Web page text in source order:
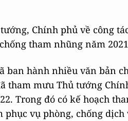
Chính phủ về công
tham nhũng năm
ban hành nhiều văn bản
tham mưu Thủ tướng
Trong đó có kế hoạch
vụ phòng, chống dịch